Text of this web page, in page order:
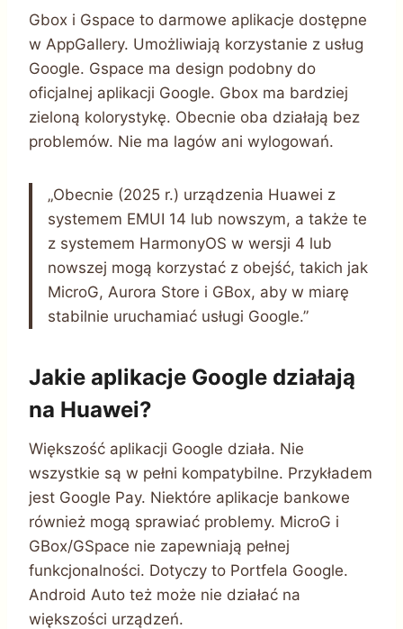
Gbox i Gspace to darmowe aplikacje dostępne
w AppGallery. Umożliwiają korzystanie z usług
Google. Gspace ma design podobny do
oficjalnej aplikacji Google. Gbox ma bardziej
zieloną kolorystykę. Obecnie oba działają bez
problemów. Nie ma lagów ani wylogowań.
„Obecnie (2025 r.) urządzenia Huawei z
systemem EMUI 14 lub nowszym, a także te
z systemem HarmonyOS w wersji 4 lub
nowszej mogą korzystać z obejść, takich jak
MicroG, Aurora Store i GBox, aby w miarę
stabilnie uruchamiać usługi Google.”
Jakie aplikacje Google działają
na Huawei?
Większość aplikacji Google działa. Nie
wszystkie są w pełni kompatybilne. Przykładem
jest Google Pay. Niektóre aplikacje bankowe
również mogą sprawiać problemy. MicroG i
GBox/GSpace nie zapewniają pełnej
funkcjonalności. Dotyczy to Portfela Google.
Android Auto też może nie działać na
większości urządzeń.